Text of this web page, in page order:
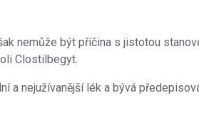
nemůže být příčina s jistotou
Clostilbegyt.
a nejužívanější lék a bývá